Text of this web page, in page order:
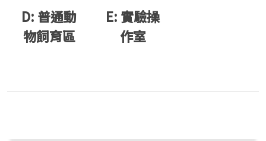
D: 普通動
物飼育區
E: 實驗操
作室